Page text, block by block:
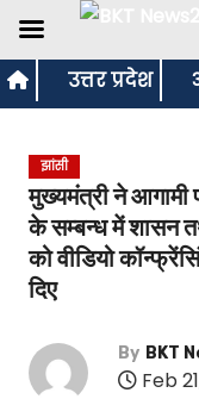
S
k
उत्तर प्रदेश
झांसी
मुख्यमंत्री ने आगामी
के सम्बन्ध में शासन
को वीडियो
दिए
By BKT
Feb